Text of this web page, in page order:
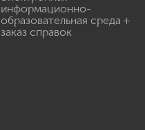
информационно-
образовательная среда +
заказ справок